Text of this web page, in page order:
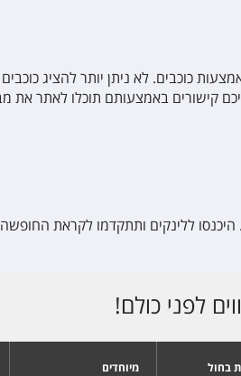
באמצעות כוכבים. לא ניתן יותר להציג
קישורים באמצעותם תוכלו לאתר את
היכנסו ללינקים ותתקדמו לקראת
לפני כולם!
בחול
מיוחדים